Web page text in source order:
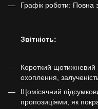
Графік роботи: Повна
Звітність:
Короткий щотижневий
охоплення,
Щомісячний
пропозиціями, як